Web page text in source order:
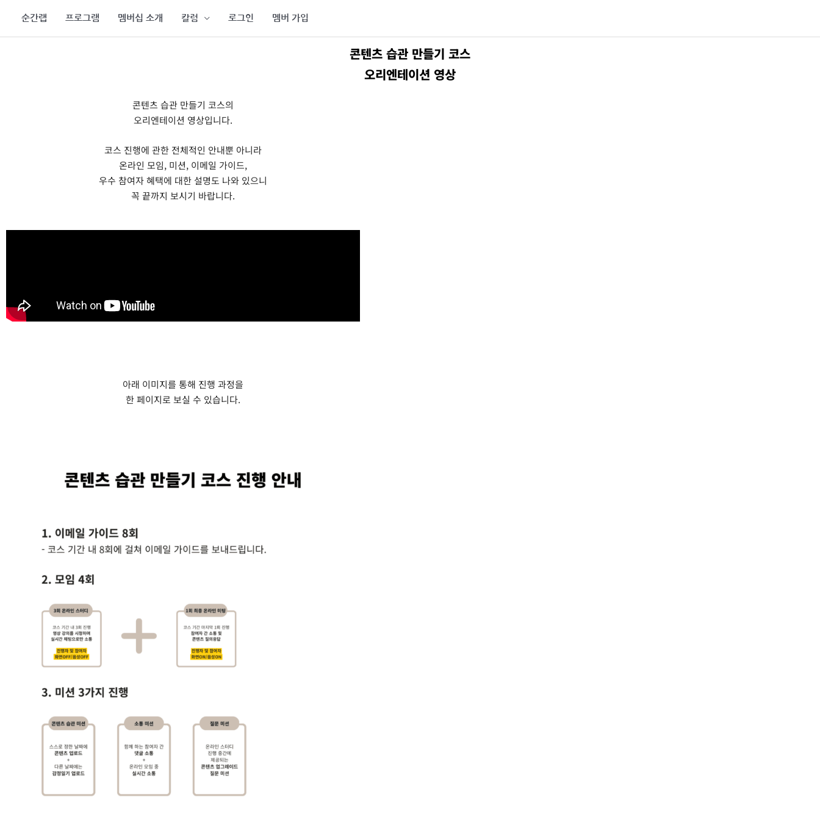
츠
순간랩 프로그램 멤버십 소개 칼럼 로그인 멤버 가입
콘텐츠 습관 만들기 코스
오리엔테이션 영상
콘텐츠 습관 만들기 코스의
오리엔테이션 영상입니다.
코스 진행에 관한 전체적인 안내뿐 아니라
온라인 모임, 미션, 이메일 가이드,
우수 참여자 혜택에 대한 설명도 나와 있으니
꼭 끝까지 보시기 바랍니다.
아래 이미지를 통해 진행 과정을
한 페이지로 보실 수 있습니다.